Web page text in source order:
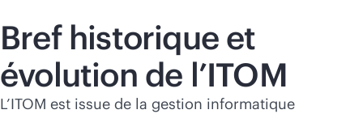
Bref historique et
évolution de l’ITOM
L’ITOM est issue de la gestion informatique